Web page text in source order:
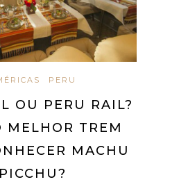
PERU
OU PERU RAIL?
MELHOR TREM
MACHU
PICCHU?